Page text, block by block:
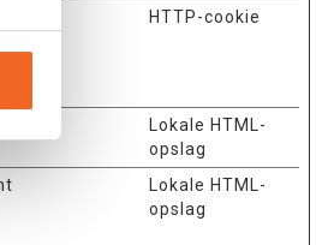
HTTP-cookie
Lokale HTML-
opslag
Lokale HTML-
opslag